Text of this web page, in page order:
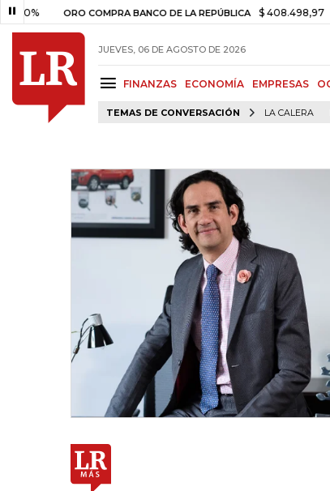
ORO COMPRA BANCO DE LA REPÚBLICA $ 408.498,97 +$
JUEVES, 06 DE AGOSTO DE 2026
FINANZAS ECONOMÍA EMPRESAS
TEMAS DE CONVERSACIÓN LA CALERA